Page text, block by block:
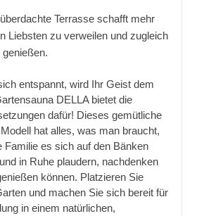
Terrasse schafft mehr
Liebsten zu verweilen und zugleich
entspannt, wird Ihr Geist dem
DELLA bietet die
dafür! Dieses gemütliche
hat alles, was man braucht,
Familie es sich auf den Bänken
in Ruhe plaudern, nachdenken
können. Platzieren Sie
und machen Sie sich bereit für
in einem natürlichen,